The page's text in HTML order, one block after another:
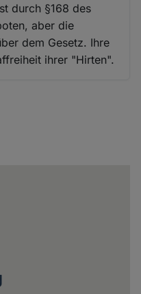
durch §168 des
aber die
dem Gesetz. Ihre
ihrer "Hirten".